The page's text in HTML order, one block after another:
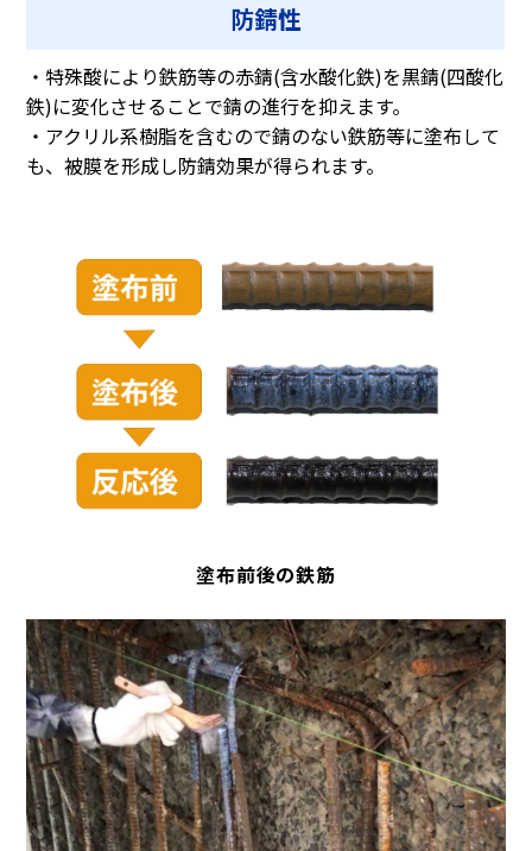
防錆性
・特殊酸により鉄筋等の赤錆(含水酸化鉄)を黒錆(四酸化
鉄)に変化させることで錆の進行を抑えます。
・アクリル系樹脂を含むので錆のない鉄筋等に塗布して
も、被膜を形成し防錆効果が得られます。
塗布前後の鉄筋